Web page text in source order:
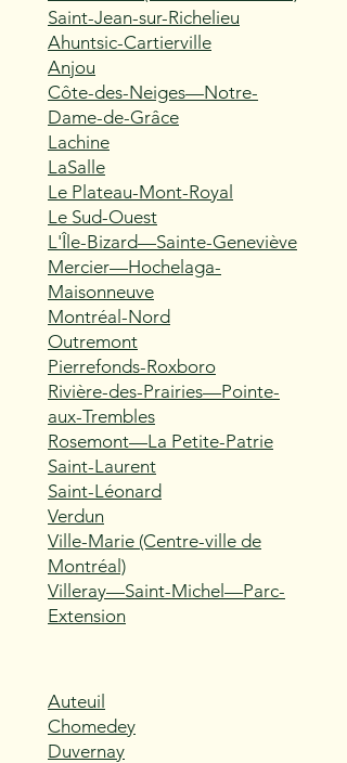
Saint-Jean-sur-Richelieu
Ahuntsic-Cartierville
Anjou
Côte-des-Neiges—Notre-
Dame-de-Grâce
Lachine
LaSalle
Le Plateau-Mont-Royal
Le Sud-Ouest
L'Île-Bizard—Sainte-Geneviève
Mercier—Hochelaga-
Maisonneuve
Montréal-Nord
Outremont
Pierrefonds-Roxboro
Rivière-des-Prairies—Pointe-
aux-Trembles
Rosemont—La Petite-Patrie
Saint-Laurent
Saint-Léonard
Verdun
Ville-Marie (Centre-ville de
Montréal)
Villeray—Saint-Michel—Parc-
Extension
Auteuil
Chomedey
Duvernay